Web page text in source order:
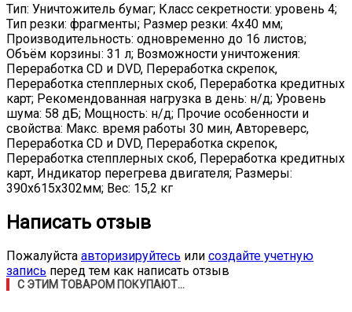
Тип: Уничтожитель бумаг; Класс секретности: уровень 4;
Тип резки: фрагменты; Размер резки: 4х40 мм;
Производительность: одновременно до 16 листов;
Объём корзины: 31 л; Возможности уничтожения:
Переработка CD и DVD, Переработка скрепок,
Переработка степплерных скоб, Переработка кредитных
карт; Рекомендованная нагрузка в день: н/д; Уровень
шума: 58 дБ; Мощность: н/д; Прочие особенности и
свойства: Макс. время работы 30 мин, Автореверс,
Переработка CD и DVD, Переработка скрепок,
Переработка степплерных скоб, Переработка кредитных
карт, Индикатор перегрева двигателя; Размеры:
390x615x302мм; Вес: 15,2 кг
Написать отзыв
Пожалуйста авторизируйтесь или создайте учетную
запись перед тем как написать отзыв
С ЭТИМ ТОВАРОМ ПОКУПАЮТ...